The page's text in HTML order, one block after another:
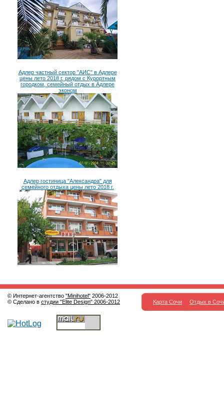
Адлер частный сектор "АИС" в Адлере
цены лето 2018 г, рядом с Курортным
городком, семейный отдых в Адлере
эконом
Адлер гостиница "Александра" для
семейного отдыха цены лето 2018 г.
© Интернет-агентство "Minihotel" 2006-2012
© Сделано в студии "Elite Design" 2006-2012 Карта Сочи Отдых в